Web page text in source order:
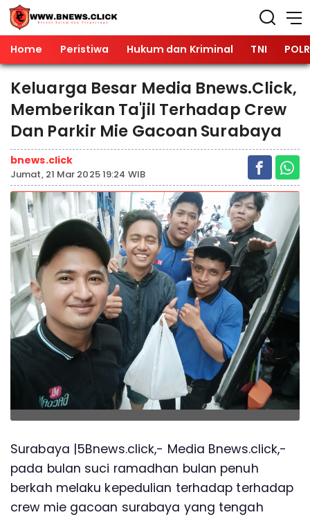
Home Peristiwa Hukum dan Kriminal TNI
Keluarga Besar Media Bnews.Click,
Memberikan Ta'jil Terhadap Crew
Dan Parkir Mie Gacoan Surabaya
bnews.click
Jumat, 21 Mar 2025 19:24 WIB
Surabaya |5Bnews.click,- Media Bnews.click,-
pada bulan suci ramadhan bulan penuh
berkah melaku kepedulian terhadap terhadap
crew mie gacoan surabaya yang tengah